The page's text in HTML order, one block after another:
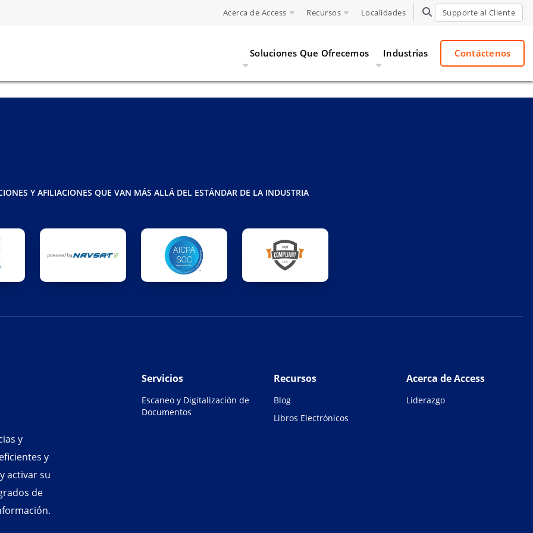
Acerca de Access Recursos Localidades TOGGLE SEARCH
Supporte al Cliente
Soluciones Que Ofrecemos Industrias Contáctenos
Y AFILIACIONES QUE VAN MÁS ALLÁ DEL ESTÁNDAR DE LA INDUSTRIA
y
y
activar su
de
Servicios
Escaneo y Digitalización de
Documentos
Recursos
Blog
Libros Electrónicos
Acerca de Access
Liderazgo